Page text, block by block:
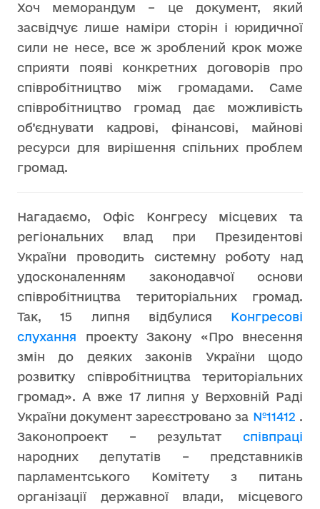
Хоч меморандум – це документ, який
засвідчує лише наміри сторін і юридичної
сили не несе, все ж зроблений крок може
сприяти появі конкретних договорів про
співробітництво між громадами. Саме
співробітництво громад дає можливість
об’єднувати кадрові, фінансові, майнові
ресурси для вирішення спільних проблем
громад.
Нагадаємо, Офіс Конгресу місцевих та
регіональних влад при Президентові
України проводить системну роботу над
удосконаленням законодавчої основи
співробітництва територіальних громад.
Так, 15 липня відбулися Конгресові
слухання проекту Закону «Про внесення
змін до деяких законів України щодо
розвитку співробітництва територіальних
громад». А вже 17 липня у Верховній Раді
України документ зареєстровано за №11412 .
Законопроект – результат співпраці
народних депутатів – представників
парламентського Комітету з питань
організації державної влади, місцевого